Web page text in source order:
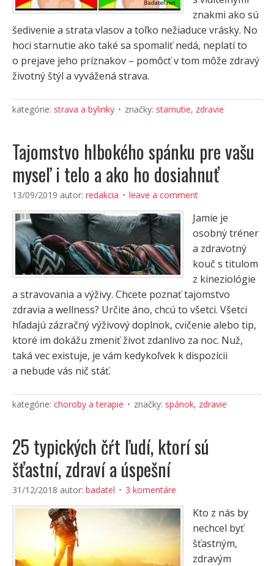
znakmi ako sú
šedivenie a strata vlasov a toľko nežiaduce vrásky. No
hoci starnutie ako také sa spomaliť nedá, neplatí to
o prejave jeho príznakov – pomôcť v tom môže zdravý
životný štýl a vyvážená strava.
kategórie: strava a bylinky značky: starnutie, zdravie
Tajomstvo hlbokého spánku pre vašu
myseľ i telo a ako ho dosiahnuť
13/09/2019 autor: redakcia leave a comment
Jamie je
osobný tréner
a zdravotný
kouč s titulom
z kineziológie
a stravovania a výživy. Chcete poznať tajomstvo
zdravia a wellness? Určite áno, chcú to všetci. Všetci
hľadajú zázračný výživový doplnok, cvičenie alebo tip,
ktoré im dokážu zmeniť život zdanlivo za noc. Nuž,
taká vec existuje, je vám kedykoľvek k dispozícii
a nebude vás nič stáť.
kategórie: choroby a terapie značky: spánok, zdravie
25 typických čŕt ľudí, ktorí sú
šťastní, zdraví a úspešní
31/12/2018 autor: badatel 3 komentáre
Kto z nás by
nechcel byť
šťastným,
zdravým